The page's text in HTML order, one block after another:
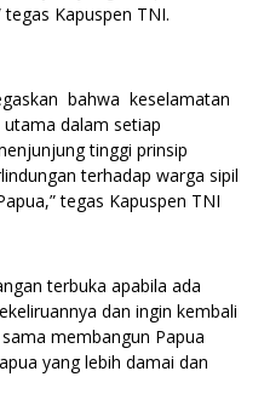
Kapuspen TNI.
bahwa keselamatan
dalam setiap
tinggi prinsip
terhadap warga sipil
tegas Kapuspen TNI
terbuka apabila ada
dan ingin kembali
membangun Papua
yang lebih damai dan